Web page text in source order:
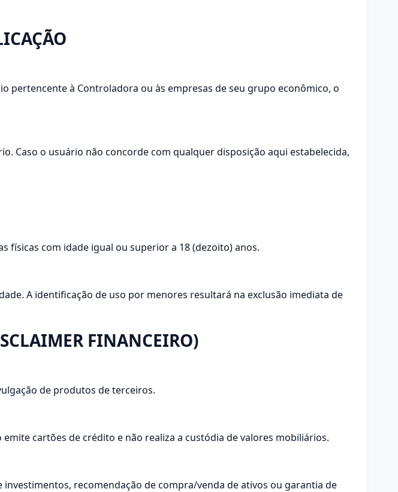
pertencente à Controladora ou às empresas de seu grupo econômico, o
Caso o usuário não concorde com qualquer disposição aqui estabelecida,
físicas com idade igual ou superior a 18 (dezoito) anos.
A identificação de uso por menores resultará na exclusão imediata de
FINANCEIRO)
de produtos de terceiros.
cartões de crédito e não realiza a custódia de valores mobiliários.
recomendação de compra/venda de ativos ou garantia de